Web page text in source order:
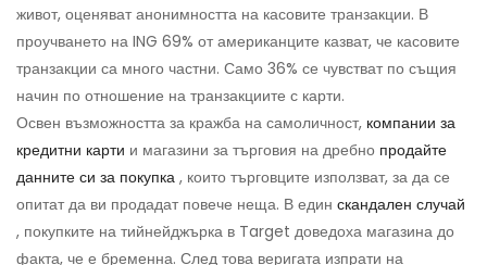
живот, оценяват анонимността на касовите транзакции. В
проучването на ING 69% от американците казват, че касовите
транзакции са много частни. Само 36% се чувстват по същия
начин по отношение на транзакциите с карти.
Освен възможността за кражба на самоличност, компании за
кредитни карти и магазини за търговия на дребно продайте
данните си за покупка , които търговците използват, за да се
опитат да ви продадат повече неща. В един скандален случай
, покупките на тийнейджърка в Target доведоха магазина до
факта, че е бременна. След това веригата изпрати на